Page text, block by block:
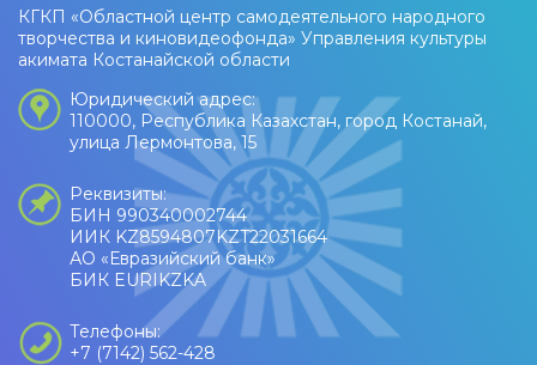
КГКП «Областной центр самодеятельного народного
творчества и киновидеофонда» Управления культуры
акимата Костанайской области
Юридический адрес:
110000, Республика Казахстан, город Костанай,
улица Лермонтова, 15
Реквизиты:
БИН 990340002744
ИИК KZ8594807KZT22031664
АО «Евразийский банк»
БИК EURIKZKA
Телефоны:
+7 (7142) 562-428